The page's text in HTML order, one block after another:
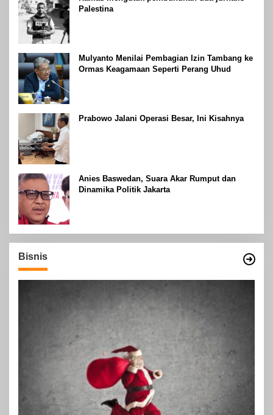
Palestina
Mulyanto Menilai Pembagian Izin Tambang ke
Ormas Keagamaan Seperti Perang Uhud
Prabowo Jalani Operasi Besar, Ini Kisahnya
Anies Baswedan, Suara Akar Rumput dan
Dinamika Politik Jakarta
Bisnis